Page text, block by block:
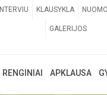
INTERVIU KLAUSYKLA
GALERIJOS
RENGINIAI APKLAUSA